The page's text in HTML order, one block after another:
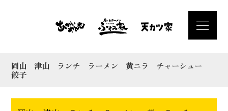
岡山 津山 ランチ ラーメン 黄ニラ チャーシュー
餃子